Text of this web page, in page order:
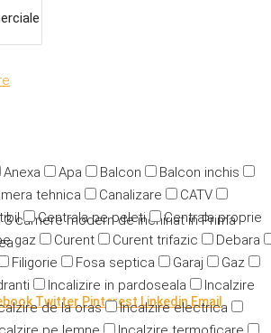
Anexa Apa Balcon
Balcon inchis
tehnica Canalizare
CATV
Centrala pe peleti
Centrala proprie
gaz
Curent Curent trifazic
Debara
Filigorie Fosa septica Garaj
Gaz
Incalizire in pardoseala
Incalzire
de la oras
Incalzire electrica
camere modern de inchiriat in Prima
Twitter Pinterest Linkedin Email